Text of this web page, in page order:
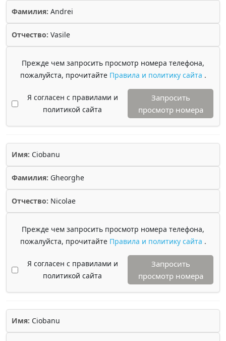
Фамилия: Andrei
Отчество: Vasile
Прежде чем запросить просмотр номера телефона,
пожалуйста, прочитайте Правила и политику сайта .
Я согласен с правилами и
политикой сайта
Запросить
просмотр номера
Имя: Ciobanu
Фамилия: Gheorghe
Отчество: Nicolae
Прежде чем запросить просмотр номера телефона,
пожалуйста, прочитайте Правила и политику сайта .
Я согласен с правилами и
политикой сайта
Запросить
просмотр номера
Имя: Ciobanu